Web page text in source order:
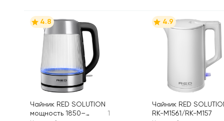
4.8
Чайник RED SOLUTION
мощность 1850–
1
4.9
Чайник RED
RK-M1561/RK-M157